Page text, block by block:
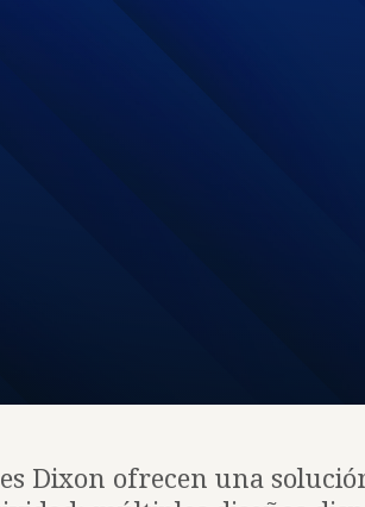
Dixon ofrecen una